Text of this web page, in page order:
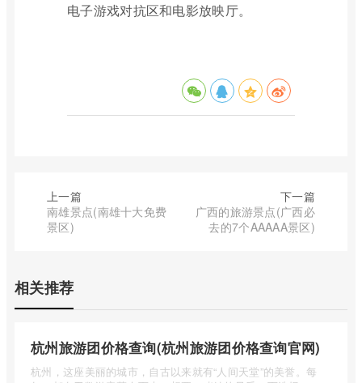
电子游戏对抗区和电影放映厅。
上一篇
南雄景点(南雄十大免费
景区)
下一篇
广西的旅游景点(广西必
去的7个AAAAA景区)
相关推荐
杭州旅游团价格查询(杭州旅游团价格查询官网)
杭州，这座美丽的城市，自古以来就有“人间天堂”的美誉。每